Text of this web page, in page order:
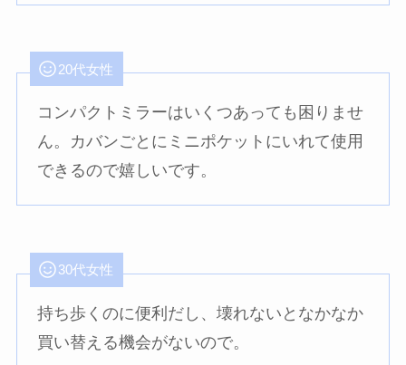
20代女性
コンパクトミラーはいくつあっても困りませ
ん。カバンごとにミニポケットにいれて使用
できるので嬉しいです。
30代女性
持ち歩くのに便利だし、壊れないとなかなか
買い替える機会がないので。